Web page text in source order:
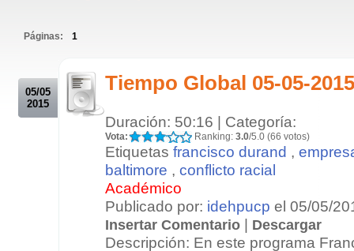
Páginas: 1
05/05
2015
Tiempo Global 05-05-2015
Duración: 50:16 | Categoría:
Vota: Ranking: 3.0/5.0 (66 votos)
Etiquetas francisco durand ,
baltimore , conflicto racial
Académico
Publicado por: idehpucp el 05/05/
Insertar Comentario | Descargar
Descripción: En este programa